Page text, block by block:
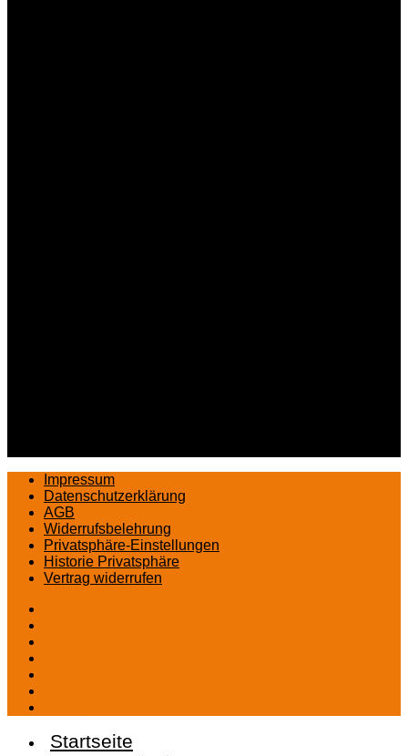
Impressum
Datenschutzerklärung
AGB
Widerrufsbelehrung
Privatsphäre-Einstellungen
Historie Privatsphäre
Vertrag widerrufen
Startseite